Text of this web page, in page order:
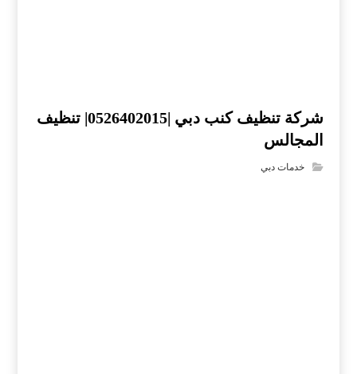
شركة تنظيف كنب دبي |0526402015| تنظيف
المجالس
خدمات دبي